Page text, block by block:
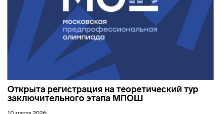
Открыта регистрация на теоретический тур
заключительного этапа МПОШ